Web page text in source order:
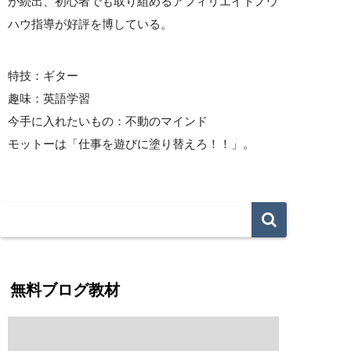
ハウ指導が好評を博している。
特技：ギター
趣味：英語学習
今手に入れたいもの：不動のマインド
モットーは「仕事を遊びに塗り替えろ！！」。
無料ブログ教材